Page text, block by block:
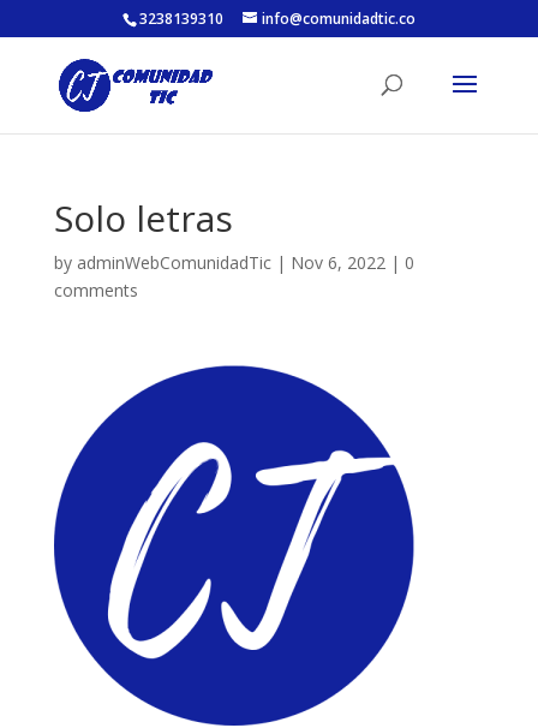
3238139310 info@comunidadtic.co
Solo letras
by adminWebComunidadTic| Nov 6, 2022| 0
comments